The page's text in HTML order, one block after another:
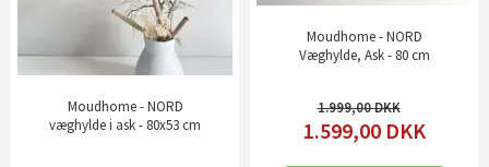
Moudhome - NORD
væghylde i ask - 80x53 cm
Moudhome - NORD
Væghylde, Ask - 80 cm
1.999,00
1.599,00 DKK